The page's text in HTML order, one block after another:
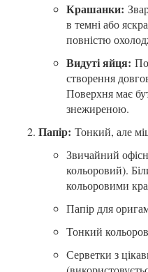
Крашанки:
в темні або
повністю
Видуті яйця:
створення
Поверхня має
знежиреною.
Папір: Тонкий, але
Звичайний
кольоровий).
кольоровими
Папір для
Тонкий
Серветки з